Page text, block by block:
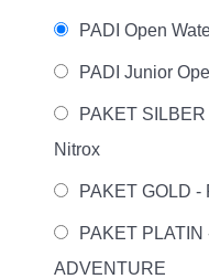
PADI Open
PADI Junior
PAKET
Nitrox
PAKET GOLD -
PAKET PLATIN
ADVENTURE